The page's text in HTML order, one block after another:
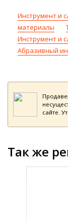
Инструмент и
материалы
Инструмент и
Абразивный
сайте.
Так же